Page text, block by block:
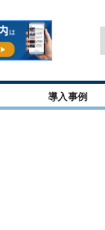
導入事例